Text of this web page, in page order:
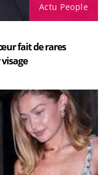
Actu People
fait de rares